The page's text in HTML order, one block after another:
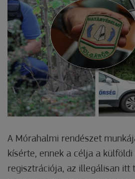
A Mórahalmi rendészet
kísérte, ennek a célja a
regisztrációja, az illegálisan itt